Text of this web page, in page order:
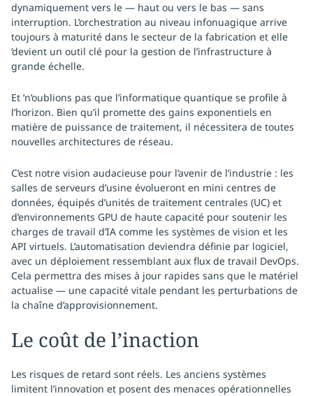
dynamiquement vers le — haut ou vers le bas — sans
interruption. L’orchestration au niveau infonuagique arrive
toujours à maturité dans le secteur de la fabrication et elle
’devient un outil clé pour la gestion de l’infrastructure à
grande échelle.
Et ’n’oublions pas que l’informatique quantique se profile à
l’horizon. Bien qu’il promette des gains exponentiels en
matière de puissance de traitement, il nécessitera de toutes
nouvelles architectures de réseau.
C’est notre vision audacieuse pour l’avenir de l’industrie : les
salles de serveurs d’usine évolueront en mini centres de
données, équipés d’unités de traitement centrales (UC) et
d’environnements GPU de haute capacité pour soutenir les
charges de travail d’IA comme les systèmes de vision et les
API virtuels. L’automatisation deviendra définie par logiciel,
avec un déploiement ressemblant aux flux de travail DevOps.
Cela permettra des mises à jour rapides sans que le matériel
actualise — une capacité vitale pendant les perturbations de
la chaîne d’approvisionnement.
Le coût de l’inaction
Les risques de retard sont réels. Les anciens systèmes
limitent l’innovation et posent des menaces opérationnelles